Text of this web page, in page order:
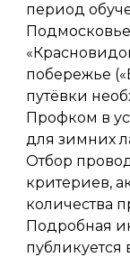
период
побережье
путёвки
Профком в
для зимних
Отбор
критериев,
количества
Подробная
публикуется